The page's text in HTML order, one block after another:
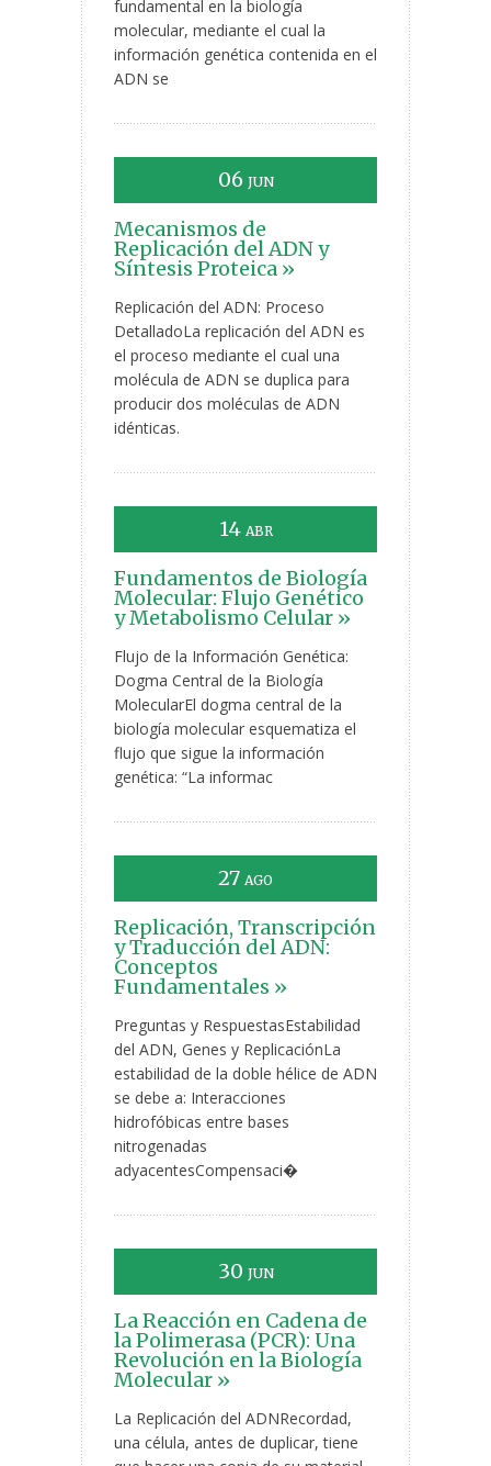
fundamental en la biología
molecular, mediante el cual la
información genética contenida en el
ADN se
06 JUN
Mecanismos de
Replicación del ADN y
Síntesis Proteica »
Replicación del ADN: Proceso
DetalladoLa replicación del ADN es
el proceso mediante el cual una
molécula de ADN se duplica para
producir dos moléculas de ADN
idénticas.
14 ABR
Fundamentos de Biología
Molecular: Flujo Genético
y Metabolismo Celular »
Flujo de la Información Genética:
Dogma Central de la Biología
MolecularEl dogma central de la
biología molecular esquematiza el
flujo que sigue la información
genética: “La informac
27 AGO
Replicación, Transcripción
y Traducción del ADN:
Conceptos
Fundamentales »
Preguntas y RespuestasEstabilidad
del ADN, Genes y ReplicaciónLa
estabilidad de la doble hélice de ADN
se debe a: Interacciones
hidrofóbicas entre bases
nitrogenadas
adyacentesCompensaci�
30 JUN
La Reacción en Cadena de
la Polimerasa (PCR): Una
Revolución en la Biología
Molecular »
La Replicación del ADNRecordad,
una célula, antes de duplicar, tiene